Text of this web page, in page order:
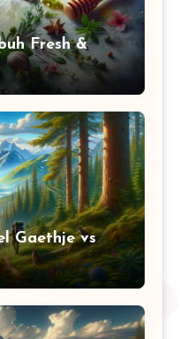
Fresh &
Gaethje vs